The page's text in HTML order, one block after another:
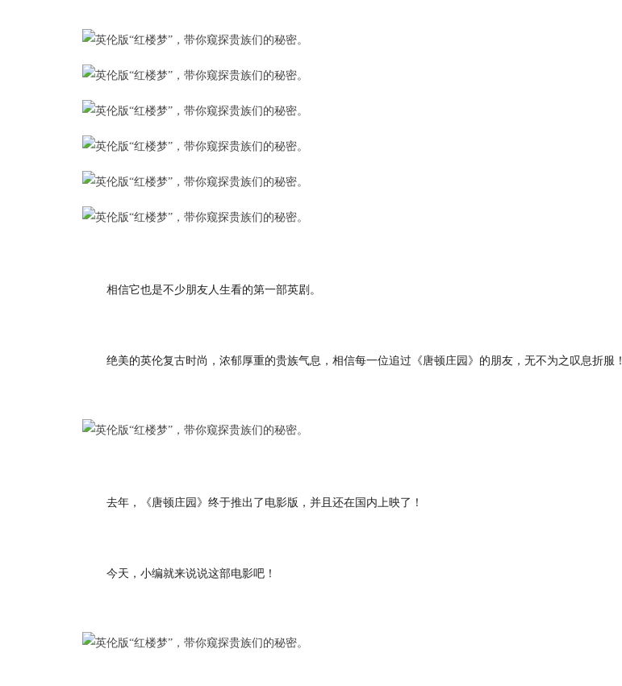
相信它也是不少朋友人生看的第一部英剧。
绝美的英伦复古时尚，浓郁厚重的贵族气息，相信每一位追过《唐顿庄园》的朋友，无不为之叹息折服！
去年，《唐顿庄园》终于推出了电影版，并且还在国内上映了！
今天，小编就来说说这部电影吧！